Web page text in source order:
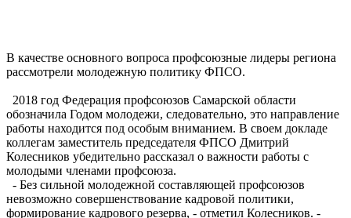
В качестве основного вопроса профсоюзные лидеры региона
рассмотрели молодежную политику ФПСО.
2018 год Федерация профсоюзов Самарской области
обозначила Годом молодежи, следовательно, это направление
работы находится под особым вниманием. В своем докладе
коллегам заместитель председателя ФПСО Дмит­рий
Колесников убедительно рассказал о важности работы с
молодыми членами профсоюза.
- Без сильной молодежной составляющей профсоюзов
невозможно совершенствование кадровой политики,
формирование кадрового резерва, - отметил Колесников. -